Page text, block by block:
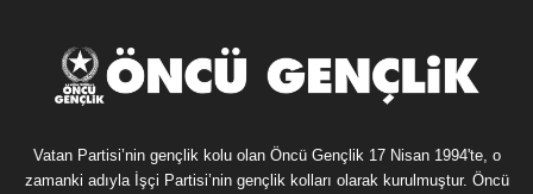
Vatan Partisi’nin gençlik kolu olan Öncü Gençlik 17 Nisan 1994'te, o
zamanki adıyla İşçi Partisi’nin gençlik kolları olarak kurulmuştur. Öncü